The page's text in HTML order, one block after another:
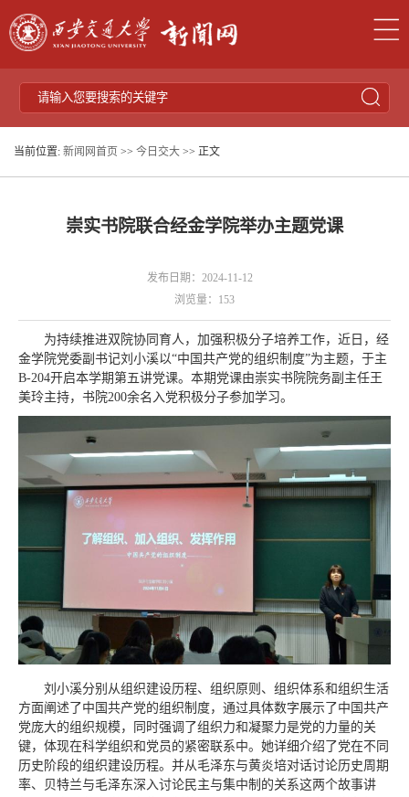
当前位置: 新闻网首页 >> 今日交大 >> 正文
崇实书院联合经金学院举办主题党课
发布日期：2024-11-12
浏览量： 153
为持续推进双院协同育人，加强积极分子培养工作，近日，经
金学院党委副书记刘小溪以“中国共产党的组织制度”为主题，于主
B-204开启本学期第五讲党课。本期党课由崇实书院院务副主任王
美玲主持，书院200余名入党积极分子参加学习。
刘小溪分别从组织建设历程、组织原则、组织体系和组织生活
方面阐述了中国共产党的组织制度， 通过具体数字展示了中国共产
党庞大的组织规模，同时强调了组织力和凝聚力是党的力量的关
键，体现在科学组织和党员的紧密联系中。她详细介绍了党在不同
历史阶段的组织建设历程。 并从毛泽东与黄炎培对话讨论历史周期
率、贝特兰与毛泽东深入讨论民主与集中制的关系这两个故事讲